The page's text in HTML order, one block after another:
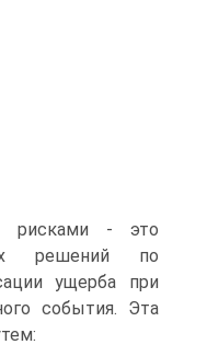
рисками - это
решений по
ущерба при
события. Эта